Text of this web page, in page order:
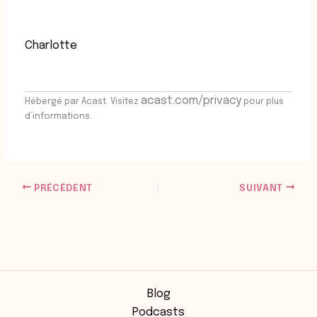
Charlotte
Hébergé par Acast. Visitez acast.com/privacypour plus
d’informations.
PRÉCÉDENT SUIVANT
Blog
Podcasts